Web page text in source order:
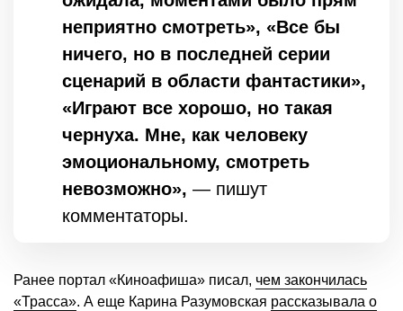
неприятно смотреть», «Все бы
ничего, но в последней серии
сценарий в области фантастики»,
«Играют все хорошо, но такая
чернуха. Мне, как человеку
эмоциональному, смотреть
невозможно», — пишут
комментаторы.
Ранее портал «Киноафиша» писал, чем закончилась
«Трасса». А еще Карина Разумовская рассказывала о